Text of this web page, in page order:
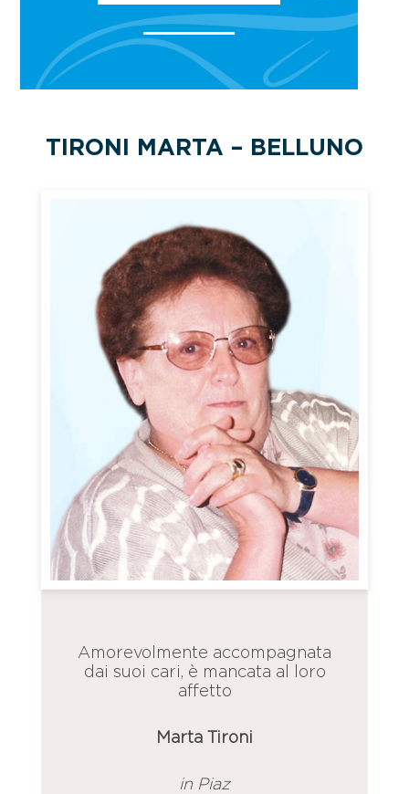
TIRONI MARTA – BELLUNO
Amorevolmente accompagnata
dai suoi cari, è mancata al loro
affetto
Marta Tironi
in Piaz